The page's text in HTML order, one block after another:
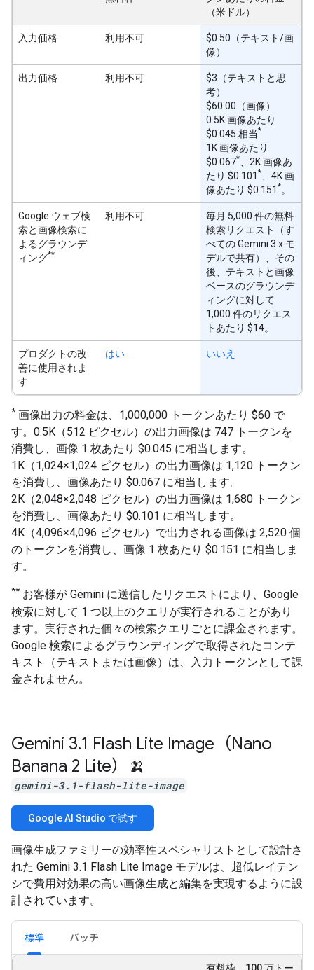
（米ドル）
入力価格 利用不可
$0.50（テキスト/画
像）
出力価格 利用不可
$3（テキストと思
考）
$60.00（画像）
0.5K 画像あたり
$0.045 相当*
1K 画像あたり
$0.067* 、2K 画像あ
たり $0.101 * 、4K 画
像あたり $0.151 *。
Google ウェブ検
索と画像検索に
よるグラウンデ
ィング**
利用不可
毎月 5,000 件の無料
検索リクエスト（す
べての Gemini 3.x モ
デルで共有）、その
後、テキストと画像
ベースのグラウンデ
ィングに対して
1,000 件のリクエス
トあたり $14。
プロダクトの改
善に使用されま
す
はい いいえ
* 画像出力の料金は、1,000,000 トークンあたり $60 で
す。0.5K（512 ピクセル）の出力画像は 747 トークンを
消費し、画像 1 枚あたり $0.045 に相当します。
1K（1,024×1,024 ピクセル）の出力画像は 1,120 トークン
を消費し、画像あたり $0.067 に相当します。
2K（2,048×2,048 ピクセル）の出力画像は 1,680 トークン
を消費し、画像あたり $0.101 に相当します。
4K（4,096×4,096 ピクセル）で出力される画像は 2,520 個
のトークンを消費し、画像 1 枚あたり $0.151 に相当しま
す。
** お客様が Gemini に送信したリクエストにより、Google
検索に対して 1 つ以上のクエリが実行されることがあり
ます。実行された個々の検索クエリごとに課金されます。
Google 検索によるグラウンディングで取得されたコンテ
キスト（テキストまたは画像）は、入力トークンとして課
金されません。
Gemini 3.1 Flash Lite Image（Nano
Banana 2 Lite）🍌
gemini-3.1-flash-lite-image
Google AI Studio で試す
画像生成ファミリーの効率性スペシャリストとして設計さ
れた Gemini 3.1 Flash Lite Image モデルは、超低レイテン
シで費用対効果の高い画像生成と編集を実現するように設
計されています。
標準 バッチ
有料枠、100 万トー